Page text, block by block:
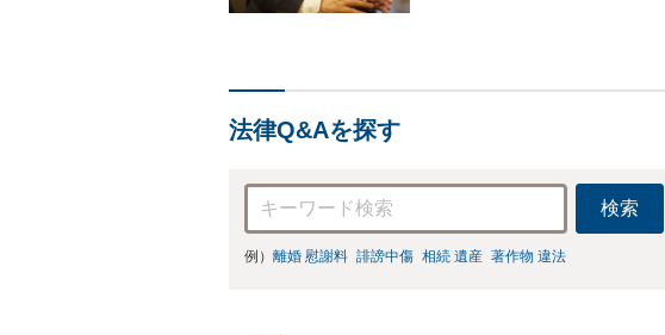
法律Q&Aを探す
検索
例） 離婚 慰謝料 誹謗中傷 相続 遺産 著作物 違法